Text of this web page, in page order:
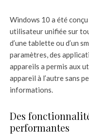
Windows 10 a été
utilisateur unifiée sur
d’une tablette ou d’un
paramètres, des
appareils a permis aux
appareil à l’autre sans
informations.
Des
performantes